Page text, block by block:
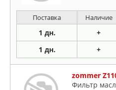
Поставка Наличие
1 дн. +
1 дн. +
zommer
Фильтр